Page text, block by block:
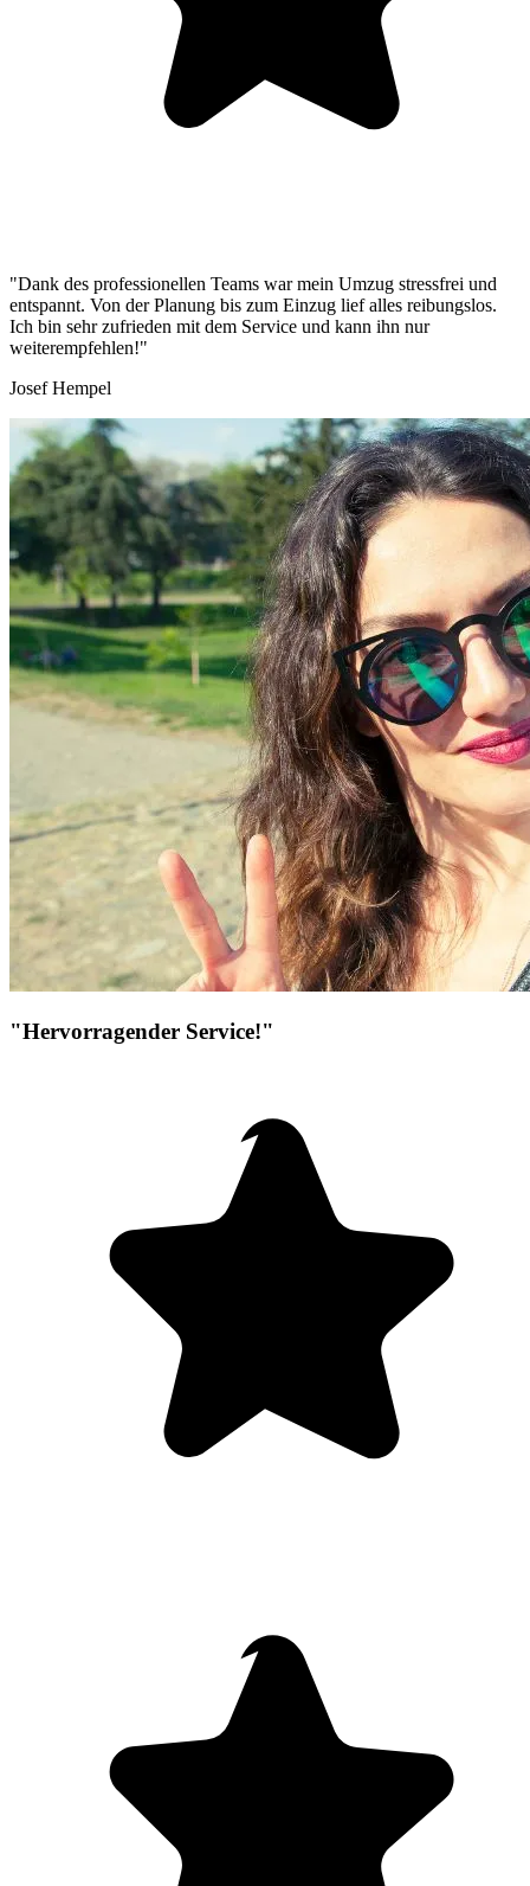
"Dank des professionellen Teams war mein Umzug stressfrei und
entspannt. Von der Planung bis zum Einzug lief alles reibungslos.
Ich bin sehr zufrieden mit dem Service und kann ihn nur
weiterempfehlen!"
Josef Hempel
"Hervorragender Service!"